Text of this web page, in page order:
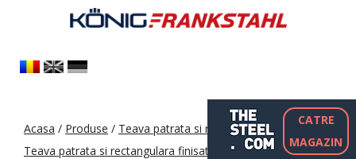
Acasa / Produse / Teava patrata si rectangulara/
Teava patrata si rectangulara finisata la cald EN 10210/
CATRE
MAGAZIN